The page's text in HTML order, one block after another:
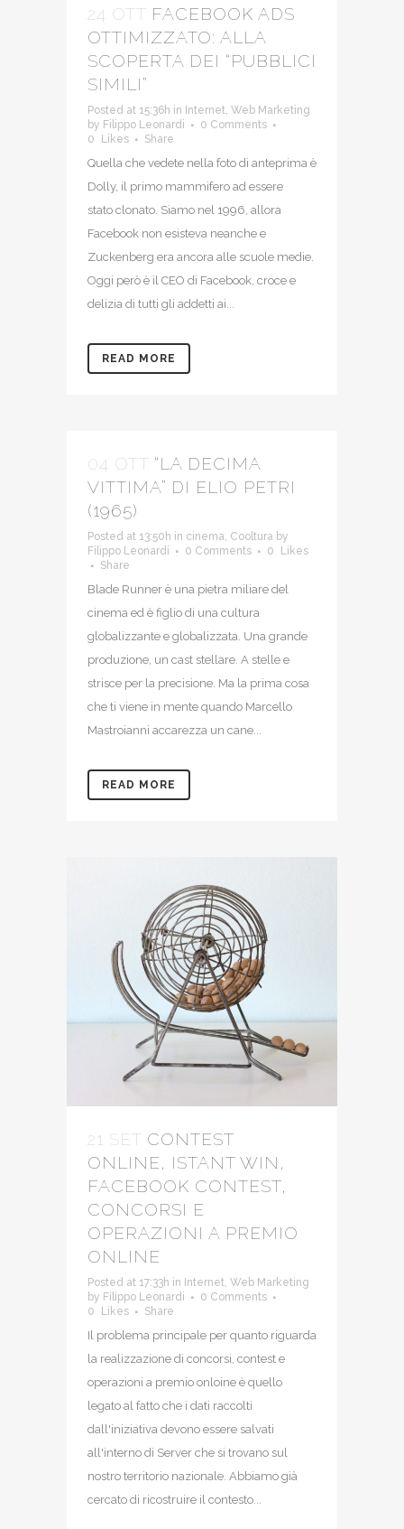
24 OTT FACEBOOK ADS
OTTIMIZZATO: ALLA
SCOPERTA DEI “PUBBLICI
SIMILI”
Posted at 15:36h in Internet, Web Marketing
by Filippo Leonardi
0 Comments
0
Likes Share
Quella che vedete nella foto di anteprima è
Dolly, il primo mammifero ad essere
stato clonato. Siamo nel 1996, allora
Facebook non esisteva neanche e
Zuckenberg era ancora alle scuole medie.
Oggi però è il CEO di Facebook, croce e
delizia di tutti gli addetti ai...
READ MORE
04 OTT “LA DECIMA
VITTIMA” DI ELIO PETRI
(1965)
Posted at 13:50h in cinema, Cooltura by
Filippo Leonardi
0 Comments 0
Likes
Share
Blade Runner è una pietra miliare del
cinema ed è figlio di una cultura
globalizzante e globalizzata. Una grande
produzione, un cast stellare. A stelle e
strisce per la precisione. Ma la prima cosa
che ti viene in mente quando Marcello
Mastroianni accarezza un cane...
READ MORE
21 SET CONTEST
ONLINE, ISTANT WIN,
FACEBOOK CONTEST,
CONCORSI E
OPERAZIONI A PREMIO
ONLINE
Posted at 17:33h in Internet Web Marketing
by Filippo Leonardi
0 Comments
0
Likes Share
Il problema principale per quanto riguarda
la realizzazione di concorsi, contest e
operazioni a premio onloine è quello
legato al fatto che i dati raccolti
dall'iniziativa devono essere salvati
all'interno di Server che si trovano sul
nostro territorio nazionale. Abbiamo già
cercato di ricostruire il contesto...